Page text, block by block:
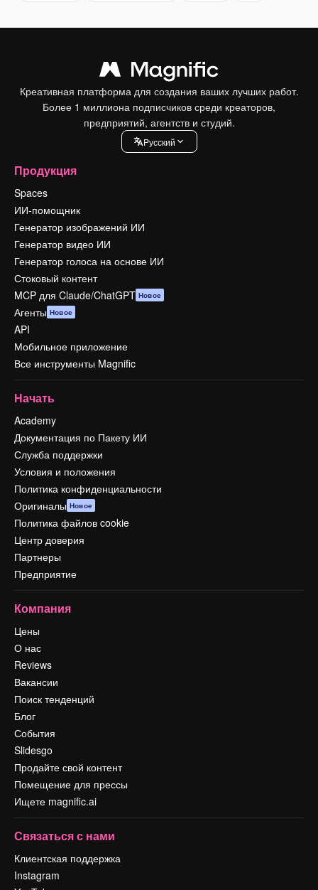
Креативная платформа для создания ваших лучших работ.
Более 1 миллиона подписчиков среди креаторов,
предприятий, агентств и студий.
Pусский
Продукция
Spaces
ИИ-помощник
Генератор изображений ИИ
Генератор видео ИИ
Генератор голоса на основе ИИ
Стоковый контент
MCP для Claude/ChatGPT Новое
Агенты Новое
API
Мобильное приложение
Все инструменты Magnific
Начать
Academy
Документация по Пакету ИИ
Служба поддержки
Условия и положения
Политика конфиденциальности
Оригиналы Новое
Политика файлов cookie
Центр доверия
Партнеры
Предприятие
Компания
Цены
О нас
Reviews
Вакансии
Поиск тенденций
Блог
События
Slidesgo
Продайте свой контент
Помещение для прессы
Ищете magnific.ai
Связаться с нами
Клиентская поддержка
Instagram